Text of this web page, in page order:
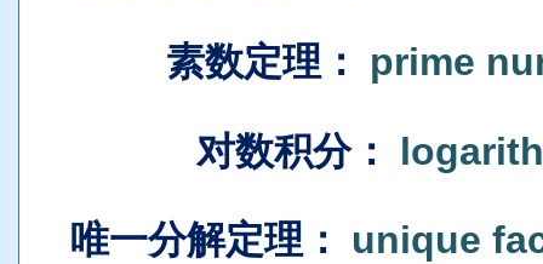
素数定理 ： prime
对数积分：
唯一分解定理： unique